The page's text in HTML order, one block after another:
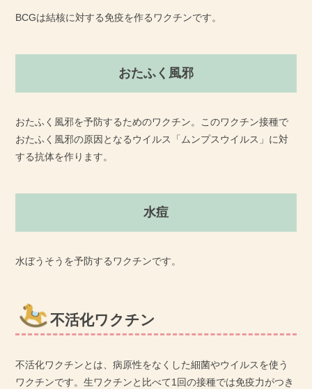
BCGは結核に対する免疫を作るワクチンです。
おたふく風邪
おたふく風邪を予防するためのワクチン。このワクチン接種で
おたふく風邪の原因となるウイルス「ムンプスウイルス」に対
する抗体を作ります。
水痘
水ぼうそうを予防するワクチンです。
不活化ワクチン
不活化ワクチンとは、病原性をなくした細菌やウイルスを使う
ワクチンです。生ワクチンと比べて1回の接種では免疫力がつき